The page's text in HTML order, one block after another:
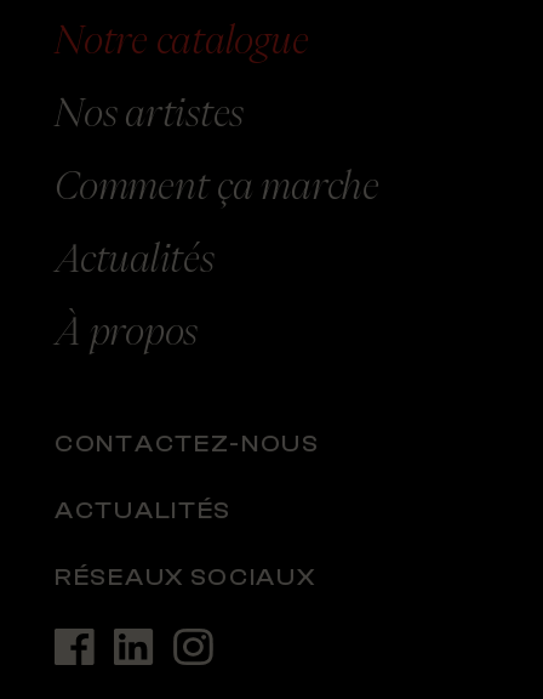
Notre catalogue
Nosartistes
Commentça marche
Actualités
À propos
CONTACTEZ-NOUS
ACTUALITÉS
RÉSEAUX SOCIAUX